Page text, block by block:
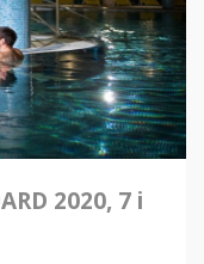
2020, 7 i